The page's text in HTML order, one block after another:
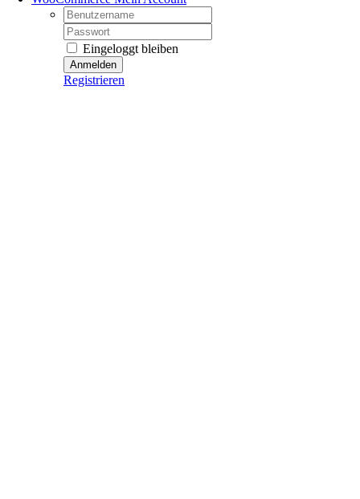
Username:
Password:
Eingeloggt bleiben
Registrieren